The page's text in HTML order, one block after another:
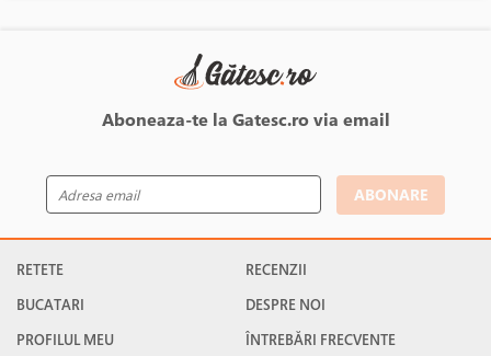
Aboneaza-te la Gatesc.ro via email
ABONARE
RETETE
BUCATARI
PROFILUL MEU
RECENZII
DESPRE NOI
ÎNTREBĂRI FRECVENTE